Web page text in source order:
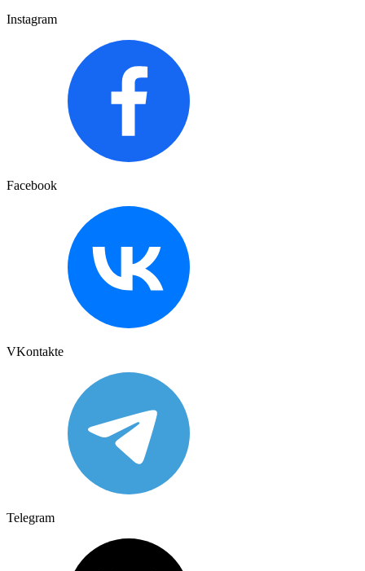
Instagram
Facebook
VKontakte
Telegram